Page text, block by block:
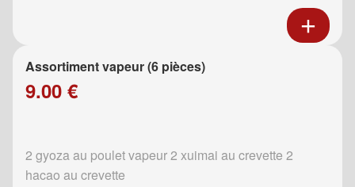
Assortiment vapeur (6 pièces)
9.00 €
2 gyoza au poulet vapeur 2 xuimai au crevette 2
hacao au crevette